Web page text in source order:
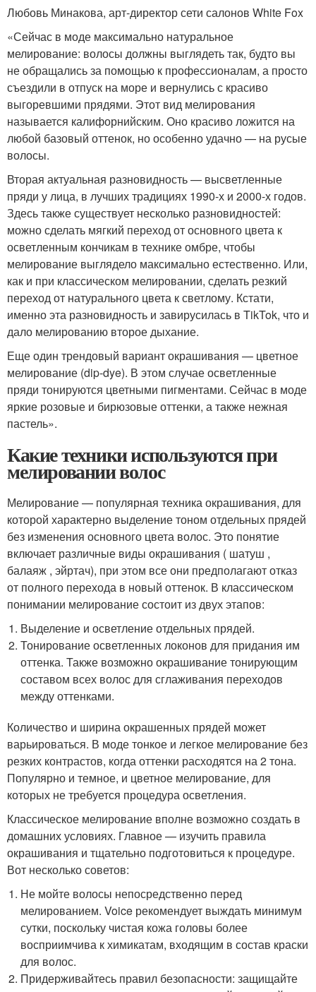
Любовь Минакова, арт-директор сети салонов White Fox
«Сейчас в моде максимально натуральное
мелирование: волосы должны выглядеть так, будто вы
не обращались за помощью к профессионалам, а просто
съездили в отпуск на море и вернулись с красиво
выгоревшими прядями. Этот вид мелирования
называется калифорнийским. Оно красиво ложится на
любой базовый оттенок, но особенно удачно — на русые
волосы.
Вторая актуальная разновидность — высветленные
пряди у лица, в лучших традициях 1990-х и 2000-х годов.
Здесь также существует несколько разновидностей:
можно сделать мягкий переход от основного цвета к
осветленным кончикам в технике омбре, чтобы
мелирование выглядело максимально естественно. Или,
как и при классическом мелировании, сделать резкий
переход от натурального цвета к светлому. Кстати,
именно эта разновидность и завирусилась в TikTok, что и
дало мелированию второе дыхание.
Еще один трендовый вариант окрашивания — цветное
мелирование (dip-dye). В этом случае осветленные
пряди тонируются цветными пигментами. Сейчас в моде
яркие розовые и бирюзовые оттенки, а также нежная
пастель».
Какие техники используются при
мелировании волос
Мелирование — популярная техника окрашивания, для
которой характерно выделение тоном отдельных прядей
без изменения основного цвета волос. Это понятие
включает различные виды окрашивания ( шатуш ,
балаяж , эйртач), при этом все они предполагают отказ
от полного перехода в новый оттенок. В классическом
понимании мелирование состоит из двух этапов:
Выделение и осветление отдельных прядей.
Тонирование осветленных локонов для придания им
оттенка. Также возможно окрашивание тонирующим
составом всех волос для сглаживания переходов
между оттенками.
Количество и ширина окрашенных прядей может
варьироваться. В моде тонкое и легкое мелирование без
резких контрастов, когда оттенки расходятся на 2 тона.
Популярно и темное, и цветное мелирование, для
которых не требуется процедура осветления.
Классическое мелирование вполне возможно создать в
домашних условиях. Главное — изучить правила
окрашивания и тщательно подготовиться к процедуре.
Вот несколько советов:
Не мойте волосы непосредственно перед
мелированием. Voice рекомендует выждать минимум
сутки, поскольку чистая кожа головы более
восприимчива к химикатам, входящим в состав краски
для волос.
Придерживайтесь правил безопасности: защищайте